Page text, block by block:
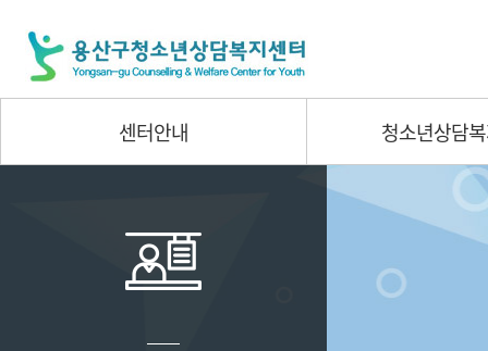
센터안내 청소년상담